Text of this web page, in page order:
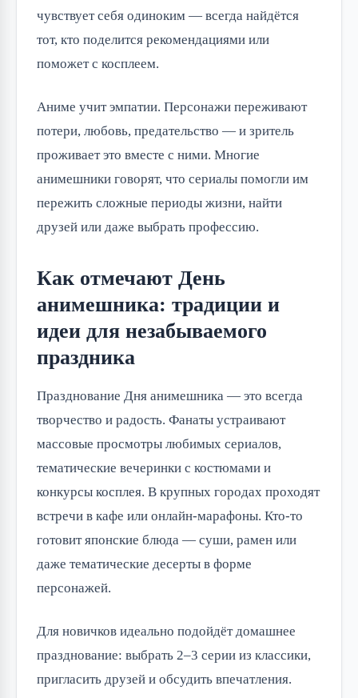
чувствует себя одиноким — всегда найдётся
тот, кто поделится рекомендациями или
поможет с косплеем.
Аниме учит эмпатии. Персонажи переживают
потери, любовь, предательство — и зритель
проживает это вместе с ними. Многие
анимешники говорят, что сериалы помогли им
пережить сложные периоды жизни, найти
друзей или даже выбрать профессию.
Как отмечают День
анимешника: традиции и
идеи для незабываемого
праздника
Празднование Дня анимешника — это всегда
творчество и радость. Фанаты устраивают
массовые просмотры любимых сериалов,
тематические вечеринки с костюмами и
конкурсы косплея. В крупных городах проходят
встречи в кафе или онлайн-марафоны. Кто-то
готовит японские блюда — суши, рамен или
даже тематические десерты в форме
персонажей.
Для новичков идеально подойдёт домашнее
празднование: выбрать 2–3 серии из классики,
пригласить друзей и обсудить впечатления.